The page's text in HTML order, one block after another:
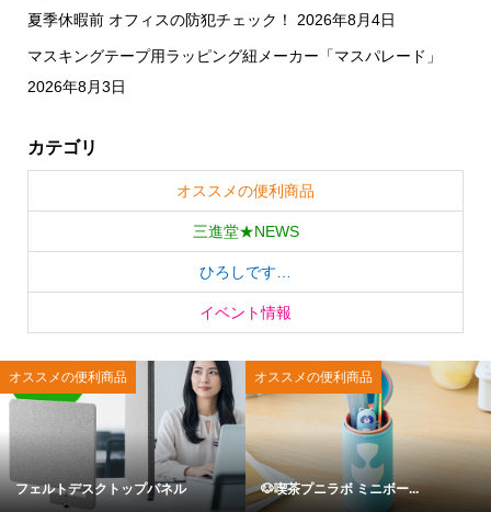
夏季休暇前 オフィスの防犯チェック！
2026年8月4日
マスキングテープ用ラッピング紐メーカー「マスパレード」
2026年8月3日
カテゴリ
オススメの便利商品
三進堂★NEWS
ひろしです…
イベント情報
オススメの便利商品
フェルトデスクトップパネル
オススメの便利商品
🐶喫茶プニラボ ミニボー...